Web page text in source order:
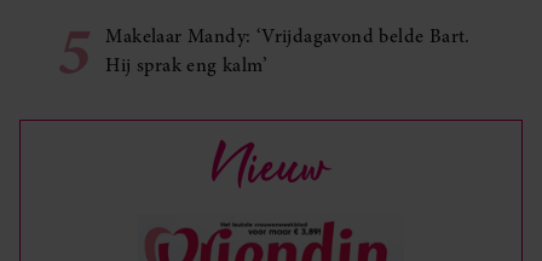
5
Makelaar Mandy: ‘Vrijdagavond belde Bart.
Hij sprak eng kalm’
Nieuw